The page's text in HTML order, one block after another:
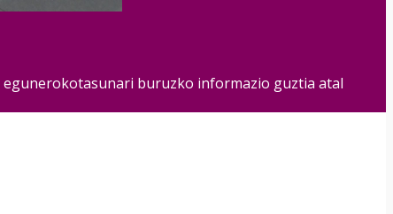
egunerokotasunari buruzko informazio guztia atal